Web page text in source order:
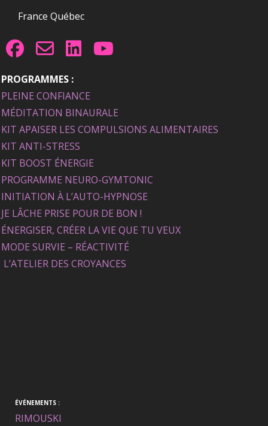
France Québec
PROGRAMMES :
PLEINE CONFIANCE
MÉDITATION BINAURALE
KIT APAISER LES COMPULSIONS ALIMENTAIRES
KIT ANTI-STRESS
KIT BOOST ÉNERGIE
PROGRAMME NEURO-GYMTONIC
INITIATION À L’AUTO-HYPNOSE
JE LÂCHE PRISE POUR DE BON !
ÉNERGISER, CRÉER LA VIE QUE TU VEUX
MODE SURVIE – RÉACTIVITÉ
L’ATELIER DES CROYANCES
ÉVÉNEMENTS :
RIMOUSKI